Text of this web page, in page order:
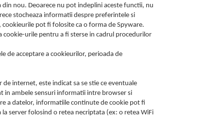
nou. Deoarece nu pot indeplini aceste functii, nu
stocheaza informatii despre preferintele si
pot fi folosite ca o forma de Spyware.
urile pentru a fi sterse in cadrul procedurilor
de acceptare a cookieurilor, perioada de
internet, este indicat sa se stie ce eventuale
in ambele sensuri informatii intre browser si
a datelor, informatiile continute de cookie pot fi
server folosind o retea necriptata (ex: o retea WiFi